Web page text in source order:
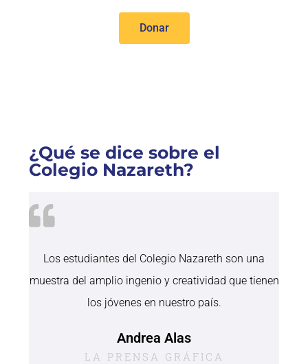
Donar
¿Qué se dice sobre el
Colegio Nazareth?
Los estudiantes del Colegio Nazareth son una
muestra del amplio ingenio y creatividad que tienen
los jóvenes en nuestro país.
Andrea Alas
LA PRENSA GRÁFICA